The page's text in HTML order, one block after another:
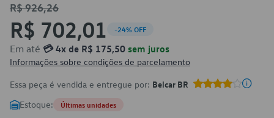
R$ 926,26
R$ 702,01 -24% OFF
Em até 💳 4x de R$ 175,50 sem juros
Informações sobre condições de parcelamento
Essa peça é vendida e entregue por: Belcar BR
Estoque: Últimas unidades